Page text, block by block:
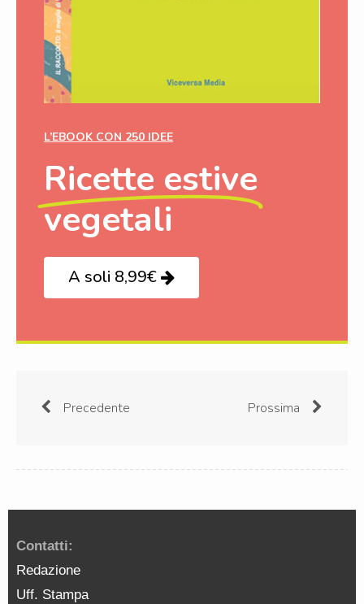
L’EBOOK CON 250 IDEE
Ricette estive
vegetali
A soli 8,99€
Precedente Prossima
Contatti:
Redazione
Uff. Stampa